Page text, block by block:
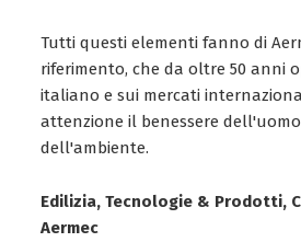
Tutti questi elementi fanno di
riferimento, che da oltre 50 anni
italiano e sui mercati
attenzione il benessere
dell'ambiente.
Edilizia, Tecnologie & Prodotti,
Aermec